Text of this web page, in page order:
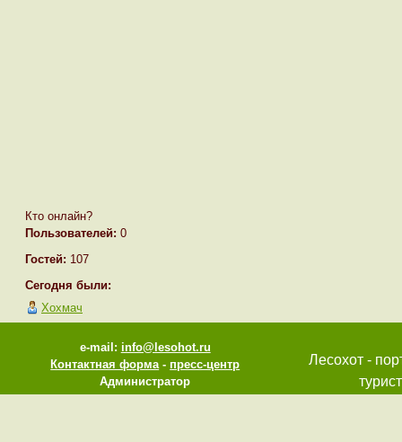
Кто онлайн?
Пользователей: 0
Гостей: 107
Сегодня были:
Хохмач
e-mail: info@lesohot.ru
Контактная форма-пресс-центр
Администратор
Лесохот -